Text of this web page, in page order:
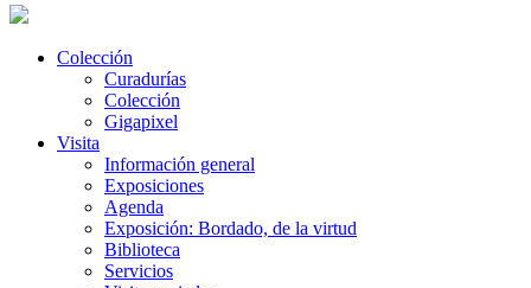
Colección
Curadurías
Colección
Gigapixel
Visita
Información general
Exposiciones
Agenda
Exposición: Bordado, de la virtud
Biblioteca
Servicios